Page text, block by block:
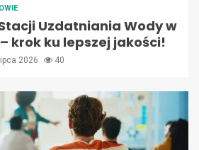
Uzdatniania Wody w
krok ku lepszej jakości!
2026 40